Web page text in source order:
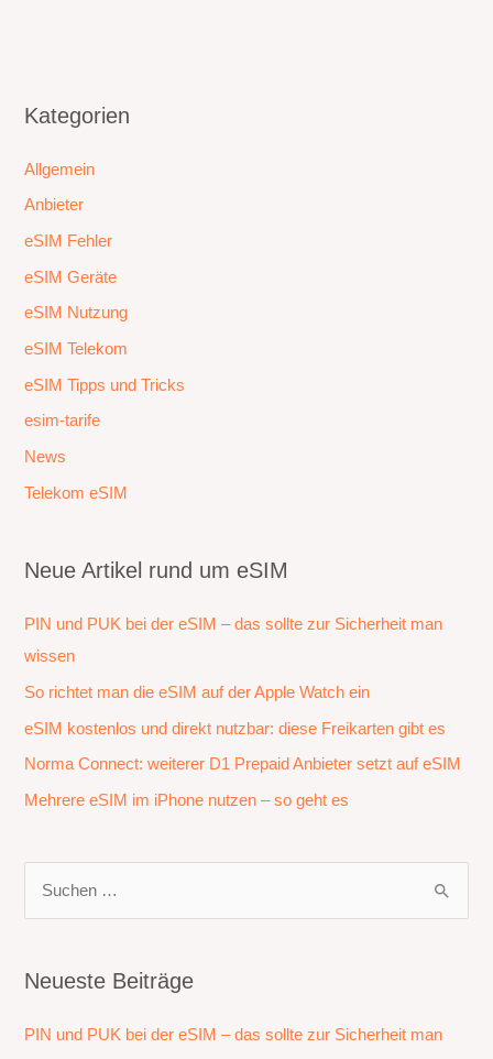
Kategorien
Allgemein
Anbieter
eSIM Fehler
eSIM Geräte
eSIM Nutzung
eSIM Telekom
eSIM Tipps und Tricks
esim-tarife
News
Telekom eSIM
Neue Artikel rund um eSIM
PIN und PUK bei der eSIM – das sollte zur Sicherheit man
wissen
So richtet man die eSIM auf der Apple Watch ein
eSIM kostenlos und direkt nutzbar: diese Freikarten gibt es
Norma Connect: weiterer D1 Prepaid Anbieter setzt auf eSIM
Mehrere eSIM im iPhone nutzen – so geht es
h
n
Neueste Beiträge
PIN und PUK bei der eSIM – das sollte zur Sicherheit man